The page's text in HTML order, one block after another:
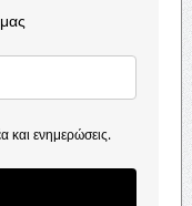
και ενημερώσεις.